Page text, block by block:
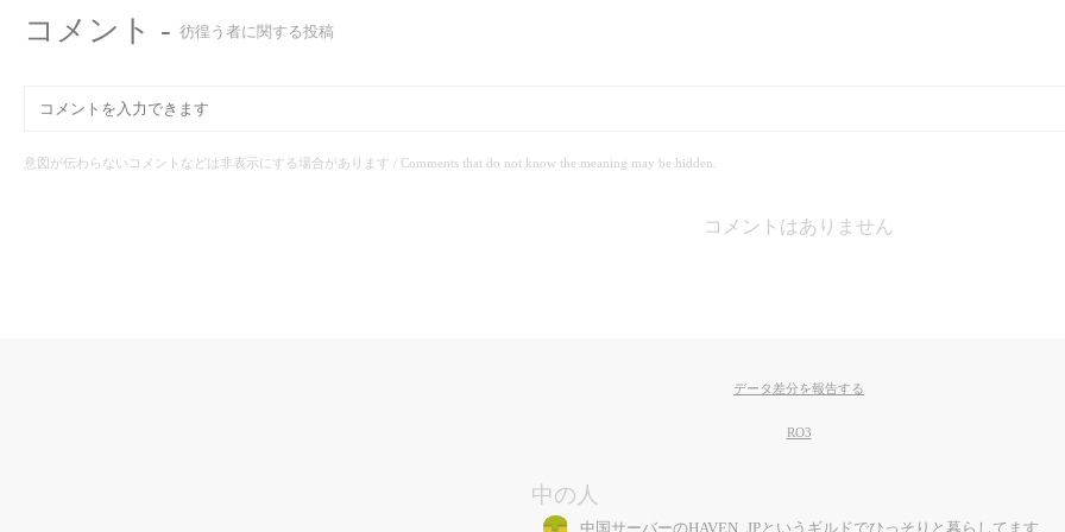
コメント - 彷徨う者に関する投稿
意図が伝わらないコメントなどは非表示にする場合があります / Comments that do not know the meaning may be hidden.
コメントはありません
データ差分を報告する
RO3
中の人
中国サーバーのHAVEN_JPというギルドでひっそりと暮らしてます